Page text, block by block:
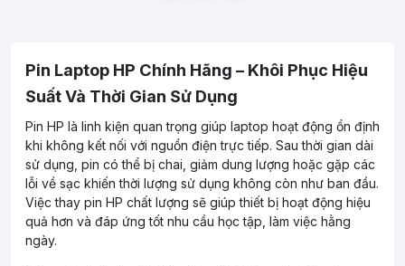
Pin Laptop HP Chính Hãng – Khôi Phục Hiệu
Suất Và Thời Gian Sử Dụng
Pin HP là linh kiện quan trọng giúp laptop hoạt động ổn định
khi không kết nối với nguồn điện trực tiếp. Sau thời gian dài
sử dụng, pin có thể bị chai, giảm dung lượng hoặc gặp các
lỗi về sạc khiến thời lượng sử dụng không còn như ban đầu.
Việc thay pin HP chất lượng sẽ giúp thiết bị hoạt động hiệu
quả hơn và đáp ứng tốt nhu cầu học tập, làm việc hằng
ngày.